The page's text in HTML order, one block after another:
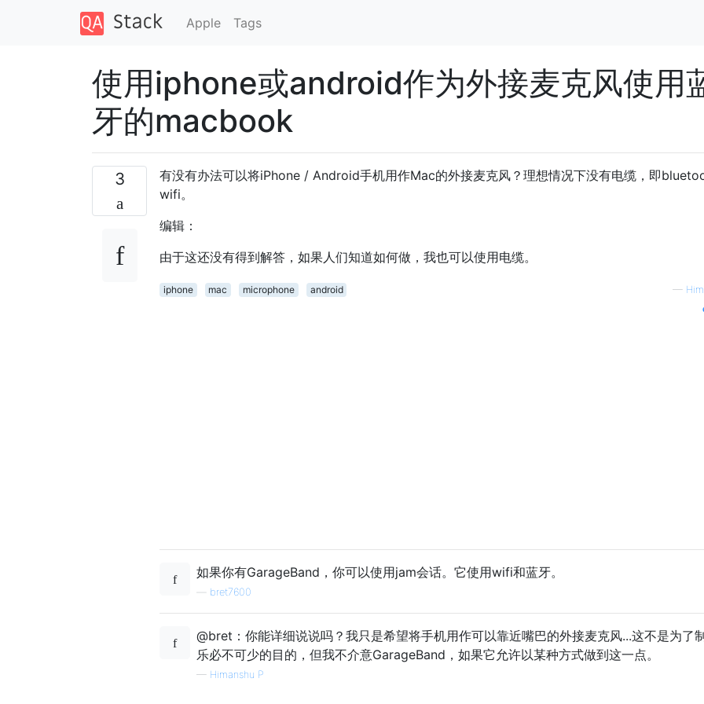
Apple Tags
使用iphone或android作为外接麦克风使用
牙的macbook
3
有没有办法可以将iPhone / Android手机用作Mac的外接麦克风？理想情况下没有电缆，即
wifi。
编辑：
由于这还没有得到解答，如果人们知道如何做，我也可以使用电缆。
iphone mac microphone android —
如果你有GarageBand，你可以使用jam会话。它使用wifi和蓝牙。
bret7600
@bret：你能详细说说吗？我只是希望将手机用作可以靠近嘴巴的外接麦克风...这不是为了
乐必不可少的目的，但我不介意GarageBand，如果它允许以某种方式做到这一点。
— Himanshu P